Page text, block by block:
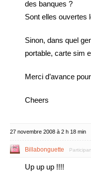
des banques ?
Sont elles ouvertes
Sinon, dans quel
portable, carte sim
Merci d’avance
Cheers
27 novembre 2008 à 2 h 18 min
Billabonguette
Up up up !!!!